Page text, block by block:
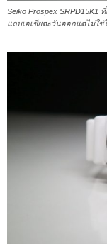
Seiko Prospex SRPD15K1
แถบเอเชียตะวันออกแต่ไม่ใช่